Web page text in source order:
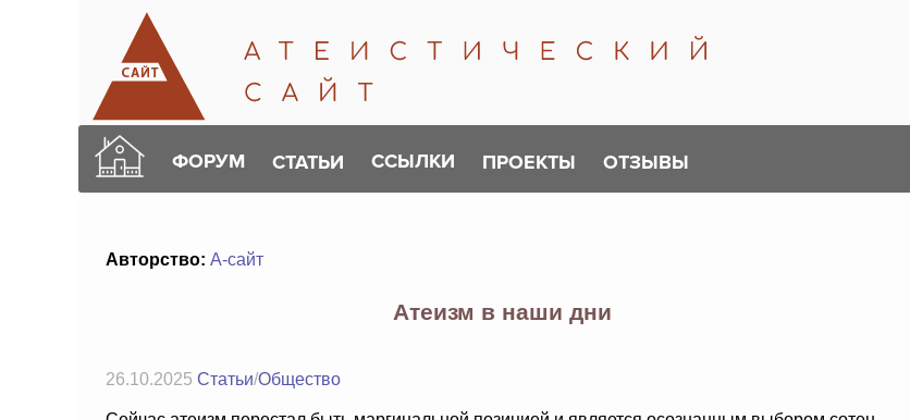
ФОРУМ СТАТЬИ ССЫЛКИ ПРОЕКТЫ ОТЗЫВЫ
Авторство: А-сайт
Атеизм в наши дни
26.10.2025 Статьи/Общество